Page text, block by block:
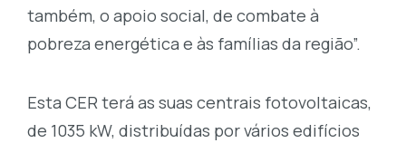
também, o apoio social, de combate à
pobreza energética e às famílias da região”.
Esta CER terá as suas centrais fotovoltaicas,
de 1035 kW, distribuídas por vários edifícios